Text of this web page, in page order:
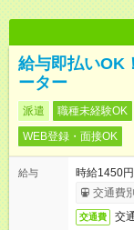
給与即払いOK
ーター
派遣 職種未経験OK
WEB登録・面接OK
給与
時給1450円
交通費
交通費 交